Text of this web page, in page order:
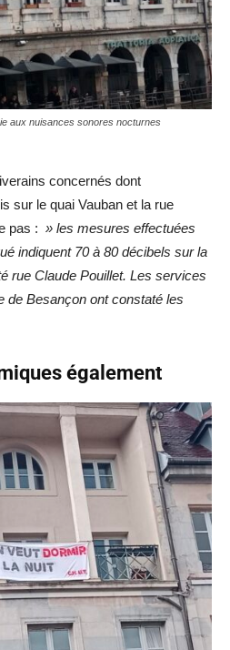
aux nuisances sonores nocturnes
concernés dont
sur le quai Vauban et la rue
pas : » les mesures effectuées
indiquent 70 à 80 décibels sur la
rue Claude Pouillet. Les services
de Besançon ont constaté les
également